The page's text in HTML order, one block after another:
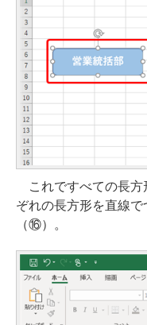
これですべての長方
ぞれの長方形を直線
（⑯）。